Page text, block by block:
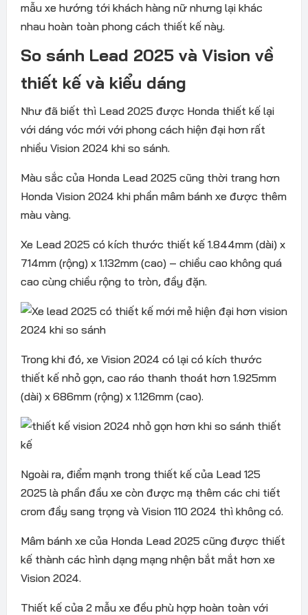
mẫu xe hướng tới khách hàng nữ nhưng lại khác
nhau hoàn toàn phong cách thiết kế này.
So sánh Lead 2025 và Vision về
thiết kế và kiểu dáng
Như đã biết thì Lead 2025 được Honda thiết kế lại
với dáng vóc mới với phong cách hiện đại hơn rất
nhiều Vision 2024 khi so sánh.
Màu sắc của Honda Lead 2025 cũng thời trang hơn
Honda Vision 2024 khi phần mâm bánh xe được thêm
màu vàng.
Xe Lead 2025 có kích thước thiết kế 1.844mm (dài) x
714mm (rộng) x 1.132mm (cao) – chiều cao không quá
cao cùng chiều rộng to tròn, đầy đặn.
Trong khi đó, xe Vision 2024 có lại có kích thước
thiết kế nhỏ gọn, cao ráo thanh thoát hơn 1.925mm
(dài) x 686mm (rộng) x 1.126mm (cao).
Ngoài ra, điểm mạnh trong thiết kế của Lead 125
2025 là phần đầu xe còn được mạ thêm các chi tiết
crom đầy sang trọng và Vision 110 2024 thì không có.
Mâm bánh xe của Honda Lead 2025 cũng được thiết
kế thành các hình dạng mạng nhện bắt mắt hơn xe
Vision 2024.
Thiết kế của 2 mẫu xe đều phù hợp hoàn toàn với